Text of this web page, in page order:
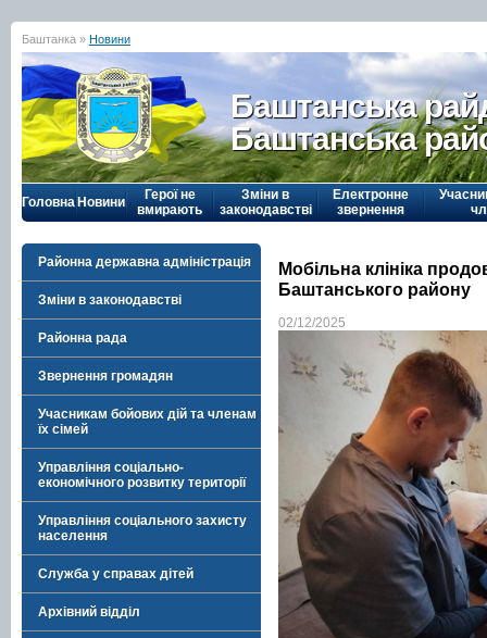
Баштанка » Новини
Баштанська
Баштанська
Головна Новини
Герої не
вмирають
Зміни в
законодавстві
Електронне
звернення
Районна державна адміністрація
Зміни в законодавстві
Районна рада
Звернення громадян
Учасникам бойових дій та членам
їх сімей
Управління соціально-
економічного розвитку території
Управління соціального захисту
населення
Служба у справах дітей
Архівний відділ
Мобільна клініка
Баштанського району
02/12/2025